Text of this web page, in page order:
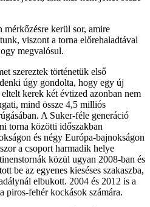
kerül sor, amire
viszont a torna előrehaladtával
megvalósul.
szereztek történetük első
úgy gondolta, hogy egy új
kerek két évtized azonban nem
mind össze 4,5 milliós
A Suker-féle generáció
torna közötti időszakban
és négy Európa-bajnokságon
a csoport harmadik helye
közül ugyan 2008-ban és
be az egyenes kieséses szakaszba,
elbukott. 2004 és 2012 is a
piros-fehér kockások számára.